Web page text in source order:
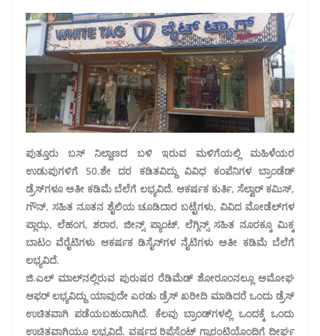
ಪುತ್ತೂರು ಬಸ್ ನಿಲ್ದಾಣದ ಬಳಿ ಇರುವ ಮಳಿಗೆಯಲ್ಲಿ ಮಹಿಳೆಯರ
ಉಡುಪುಗಳಿಗೆ 50.ಶೇ ದರ ಕಡಿತವಿದ್ದು ವಿವಿಧ ಕಂಪೆನಿಗಳ ಬ್ರಾಂಡೆಡ್
ಡ್ರೆಸ್‌ಗಳೂ ಅತೀ ಕಡಿಮೆ ಬೆಲೆಗೆ ಲಭ್ಯವಿದೆ. ಆಕರ್ಷಕ ಕುರ್ತಿ, ಸೆಲ್ವಾರ್ ಕಮಿಸ್,
ಗೌನ್, ಸಹಿತ ನೂತನ ಶೈಲಿಯ ಚೂಡಿದಾರ ಬಟ್ಟೆಗಳು, ವಿವಿದ ಮೋಡೆಲ್‌ಗಳ
ಪ್ಲಾಝ, ಲೆಹಂಗ, ಶರಾರ, ಜೀನ್ಸ್ ಪ್ಯಾಂಟ್, ಲೆಗ್ಗಿನ್ಸ್ ಸಹಿತ ನೂರಕ್ಕೂ ಮಿಕ್ಕ
ಬಾಟಂ ವೆರೈಟಿಗಳು ಆಕರ್ಷಕ ಡಿಸೈನ್‌ಗಳ ನೈಟಿಗಳು ಅತೀ ಕಡಿಮೆ ಬೆಲೆಗೆ
ಲಭ್ಯವಿದೆ.
ಜಿ.ಎಲ್ ಮಾಲ್‌ನಲ್ಲಿರುವ ಪುರುಷರ ರೆಡಿಮೆಡ್ ಶೋರೂಂನಲ್ಲೂ ಅಮೋಘ
ಆಫರ್ ಲಭ್ಯವಿದ್ದು ಯಾವುದೇ ಎರಡು ಡ್ರೆಸ್ ಖರೀದಿ ಮಾಡಿದರೆ ಒಂದು ಡ್ರೆಸ್
ಉಚಿತವಾಗಿ ಪಡೆಯಬಹುದಾಗಿದೆ. ಕೆಲವು ಬ್ರಾಂಡ್‌ಗಳಲ್ಲಿ ಒಂದಕ್ಕೆ ಒಂದು
ಉಚಿತವಾಗಿಯೂ ಲಭ್ಯವಿದೆ. ವರ್ಷದ ರಿಪ್ಲೆಸ್ಮೆಂಟ್ ಗ್ಯಾರಂಟಿಯೊಂದಿಗೆ ದೀರ್ಘ